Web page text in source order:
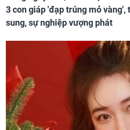
3 con giáp 'đạp trúng mỏ vàng',
sung, sự nghiệp vượng phát